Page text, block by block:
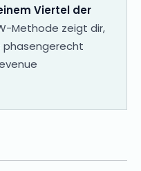
Viertel der
Methode zeigt dir,
phasengerecht